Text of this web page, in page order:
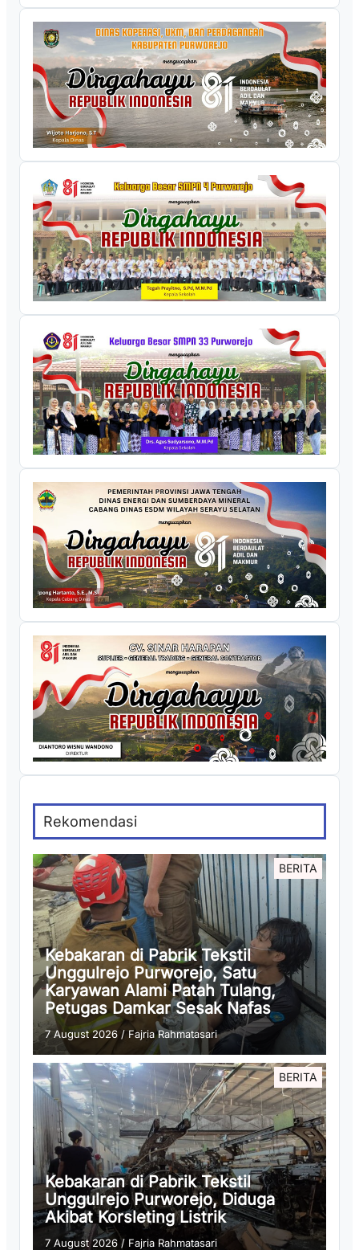
Rekomendasi
BERITA
Kebakaran di Pabrik Tekstil
Unggulrejo Purworejo, Satu
Karyawan Alami Patah Tulang,
Petugas Damkar Sesak Nafas
7 August 2026 /Fajria Rahmatasari
BERITA
Kebakaran di Pabrik Tekstil
Unggulrejo Purworejo, Diduga
Akibat Korsleting Listrik
7 August 2026/ Fajria Rahmatasari